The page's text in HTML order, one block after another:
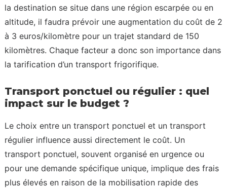
la destination se situe dans une région escarpée ou en
altitude, il faudra prévoir une augmentation du coût de 2
à 3 euros/kilomètre pour un trajet standard de 150
kilomètres. Chaque facteur a donc son importance dans
la tarification d’un transport frigorifique.
Transport ponctuel ou régulier : quel
impact sur le budget ?
Le choix entre un transport ponctuel et un transport
régulier influence aussi directement le coût. Un
transport ponctuel, souvent organisé en urgence ou
pour une demande spécifique unique, implique des frais
plus élevés en raison de la mobilisation rapide des